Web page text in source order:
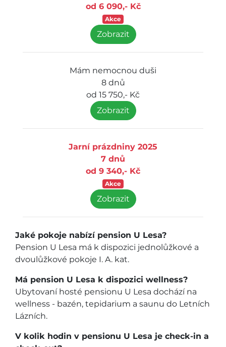
od 6 090,- Kč
Akce
Zobrazit
Mám nemocnou duši
8 dnů
od 15 750,- Kč
Zobrazit
Jarní prázdniny 2025
7 dnů
od 9 340,- Kč
Akce
Zobrazit
Jaké pokoje nabízí pension U Lesa?
Pension U Lesa má k dispozici jednolůžkové a
dvoulůžkové pokoje I. A. kat.
Má pension U Lesa k dispozici wellness?
Ubytovaní hosté pensionu U Lesa dochází na
wellness - bazén, tepidarium a saunu do Letních
Lázních.
V kolik hodin v pensionu U Lesa je check-in a